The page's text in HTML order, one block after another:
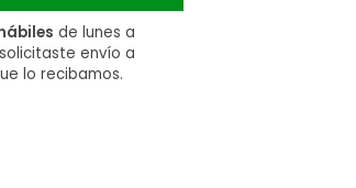
de lunes a
envío a
lo recibamos.